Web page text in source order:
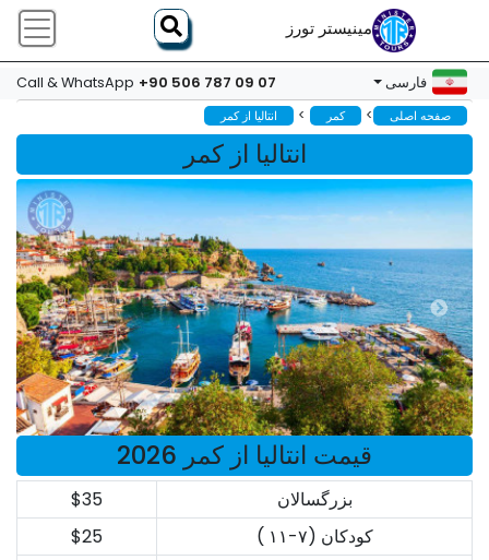
مینیستر تورز
فارسی Call & WhatsApp +90 506 787 09 07
صفحه اصلی > کمر > انتالیا از کمر
انتالیا از کمر
قیمت انتالیا از کمر 2026
بزرگسالان
$35
کودکان (۷-۱۱ )
$25